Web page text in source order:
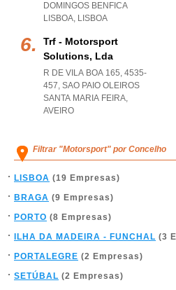
DOMINGOS BENFICA
LISBOA, LISBOA
Trf - Motorsport
Solutions, Lda
R DE VILA BOA 165, 4535-
457, SAO PAIO OLEIROS
SANTA MARIA FEIRA,
AVEIRO
Filtrar "Motorsport" por Concelho
LISBOA (19 Empresas)
BRAGA (9 Empresas)
PORTO (8 Empresas)
ILHA DA MADEIRA - FUNCHAL (3
PORTALEGRE (2 Empresas)
SETÚBAL (2 Empresas)